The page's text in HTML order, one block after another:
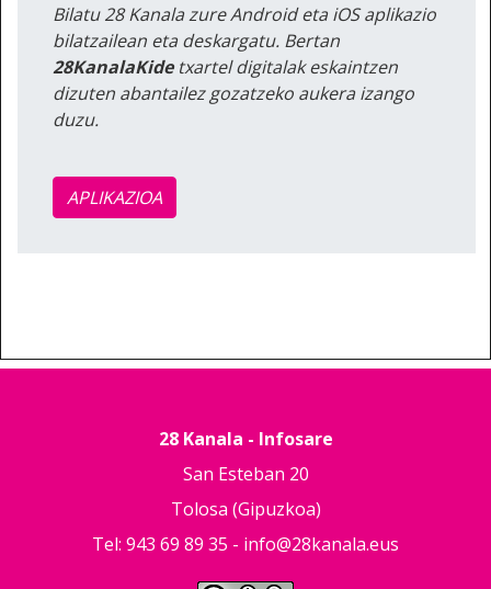
Bilatu 28 Kanala zure Android eta iOS aplikazio
bilatzailean eta deskargatu. Bertan
28KanalaKidetxartel digitalak eskaintzen
dizuten abantailez gozatzeko aukera izango
duzu.
APLIKAZIOA
28 Kanala - Infosare
San Esteban 20
Tolosa (Gipuzkoa)
Tel: 943 69 89 35 - info@28kanala.eus